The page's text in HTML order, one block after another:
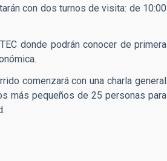
con dos turnos de visita: de 10:00
donde podrán conocer de primera
comenzará con una charla general
más pequeños de 25 personas para